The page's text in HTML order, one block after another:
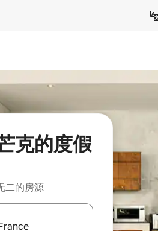
克的度假
二的房源
键查看，或通过点击或滑动手势浏览。